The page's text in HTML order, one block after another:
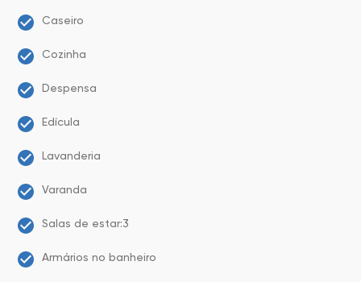
Caseiro
Cozinha
Despensa
Edícula
Lavanderia
Varanda
Salas de estar:3
Armários no banheiro